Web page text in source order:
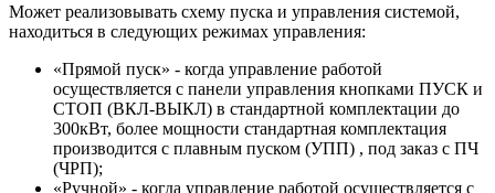
Может реализовывать схему пуска и управления системой,
находиться в следующих режимах управления:
«Прямой пуск» - когда управление работой
осуществляется с панели управления кнопками ПУСК и
СТОП (ВКЛ-ВЫКЛ) в стандартной комплектации до
300кВт, более мощности стандартная комплектация
производится с плавным пуском (УПП) , под заказ с ПЧ
(ЧРП);
«Ручной» - когда управление работой осуществляется с